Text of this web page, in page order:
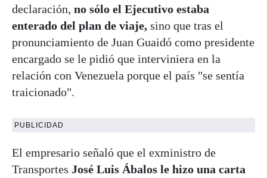
declaración, no sólo el Ejecutivo estaba
enterado del plan de viaje, sino que tras el
pronunciamiento de Juan Guaidó como presidente
encargado se le pidió que interviniera en la
relación con Venezuela porque el país "se sentía
traicionado".
PUBLICIDAD
El empresario señaló que el exministro de
Transportes José Luis Ábalos le hizo una carta